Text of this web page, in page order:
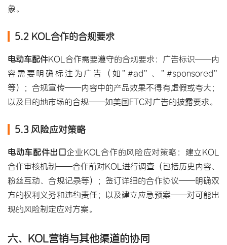
象。
5.2 KOL合作的合规要求
电动车配件KOL合作需要遵守的合规要求：广告标识——内
容需要明确标注为广告（如”#ad”、”#sponsored”
等）；合规宣传——内容中的产品效果不得有虚假或夸大；
以及目的地市场的合规——如美国FTC对广告的披露要求。
5.3 风险应对策略
电动车配件出口企业KOL合作的风险应对策略：建立KOL
合作审核机制——合作前对KOL进行调查（包括历史内容、
粉丝互动、合规记录等）；签订详细的合作协议——明确双
方的权利义务和违约责任；以及建立应急预案——对可能出
现的风险制定应对方案。
六、KOL营销与其他渠道的协同